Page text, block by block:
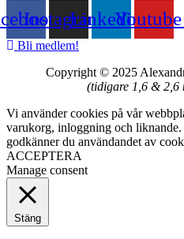
InstagramLinkedinYoutube
Bli medlem!
Copyright © 2025
(tidigare 1,6 & 2,6
Vi använder cookies på vår
varukorg, inloggning och
godkänner du användandet av
ACCEPTERA
Manage consent
Stäng